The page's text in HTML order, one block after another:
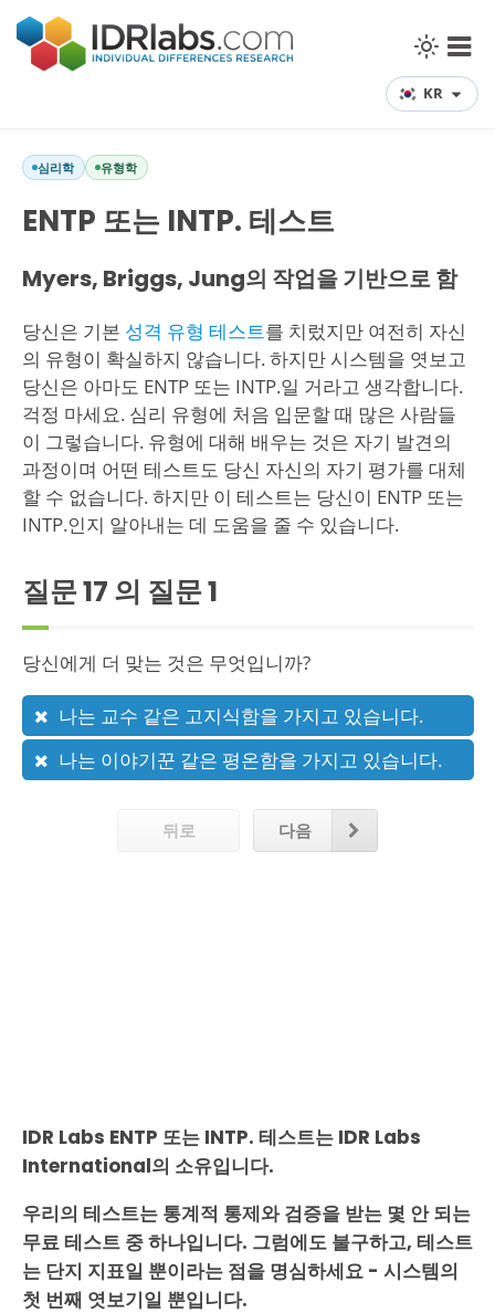
KR
심리학 유형학
ENTP 또는 INTP. 테스트
Myers, Briggs, Jung의 작업을 기반으로 함
당신은 기본 성격 유형 테스트를 치렀지만 여전히 자신
의 유형이 확실하지 않습니다. 하지만 시스템을 엿보고
당신은 아마도 ENTP 또는 INTP.일 거라고 생각합니다.
걱정 마세요. 심리 유형에 처음 입문할 때 많은 사람들
이 그렇습니다. 유형에 대해 배우는 것은 자기 발견의
과정이며 어떤 테스트도 당신 자신의 자기 평가를 대체
할 수 없습니다. 하지만 이 테스트는 당신이 ENTP 또는
INTP.인지 알아내는 데 도움을 줄 수 있습니다.
질문 17 의 질문1
당신에게 더 맞는 것은 무엇입니까?
나는 교수 같은 고지식함을 가지고 있습니다.
나는 이야기꾼 같은 평온함을 가지고 있습니다.
뒤로 다음
IDR Labs ENTP 또는 INTP. 테스트는 IDR Labs
International의 소유입니다.
우리의 테스트는 통계적 통제와 검증을 받는 몇 안 되는
무료 테스트 중 하나입니다. 그럼에도 불구하고, 테스트
는 단지 지표일 뿐이라는 점을 명심하세요 - 시스템의
첫 번째 엿보기일 뿐입니다.